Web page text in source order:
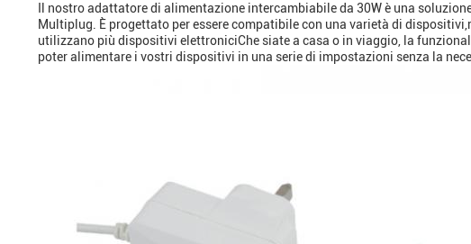
Il nostro adattatore di alimentazione intercambiabile da 30W è una
Multiplug. È progettato per essere compatibile con una varietà di
utilizzano più dispositivi elettroniciChe siate a casa o in viaggio, la
poter alimentare i vostri dispositivi in una serie di impostazioni senza la